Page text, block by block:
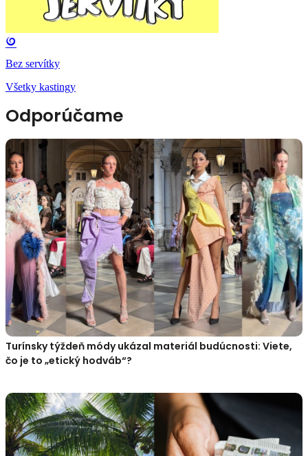
Bez servítky
Všetky kastingy
Odporúčame
Turínsky týždeň módy ukázal materiál budúcnosti: Viete,
čo je to „etický hodváb“?